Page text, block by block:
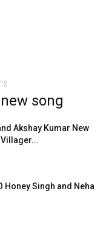
song
Akshay Kumar New
Honey Singh and Neha